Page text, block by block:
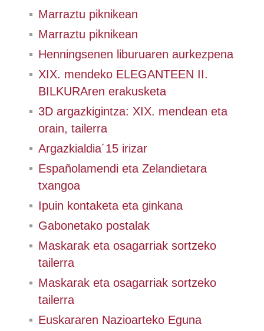
Marraztu piknikean
Marraztu piknikean
Henningsenen liburuaren aurkezpena
XIX. mendeko ELEGANTEEN II.
BILKURAren erakusketa
3D argazkigintza: XIX. mendean eta
orain, tailerra
Argazkialdia´15 irizar
Españolamendi eta Zelandietara
txangoa
Ipuin kontaketa eta ginkana
Gabonetako postalak
Maskarak eta osagarriak sortzeko
tailerra
Maskarak eta osagarriak sortzeko
tailerra
Euskararen Nazioarteko Eguna